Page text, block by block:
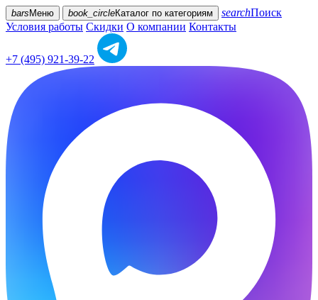
bars Меню book_circleКаталог по категориям searchПоиск
Условия работы Скидки О компании Контакты
+7 (495) 921-39-22